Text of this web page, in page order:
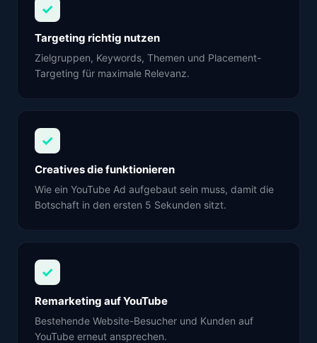
✓
Targeting richtig nutzen
Zielgruppen, Keywords, Themen und Placement-
Targeting für maximale Relevanz.
✓
Creatives die funktionieren
Wie ein YouTube Ad aufgebaut sein muss, damit die
Botschaft in den ersten 5 Sekunden sitzt.
✓
Remarketing auf YouTube
Bestehende Website-Besucher und Kunden auf
YouTube erneut ansprechen.